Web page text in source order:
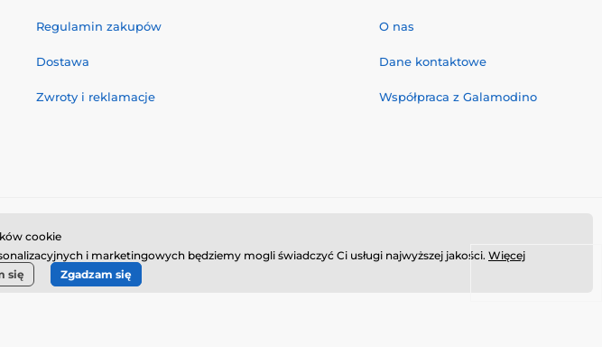
Regulamin zakupów
Dostawa
Zwroty i reklamacje
O nas
Dane kontaktowe
Współpraca z Galamodino
e-sklep
cookie
i marketingowych będziemy mogli świadczyć Ci usługi najwyższej jakości. Więcej
się Zgadzam się